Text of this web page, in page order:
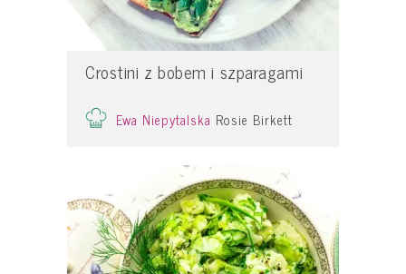
Crostini z bobem i szparagami
Ewa Niepytalska Rosie Birkett